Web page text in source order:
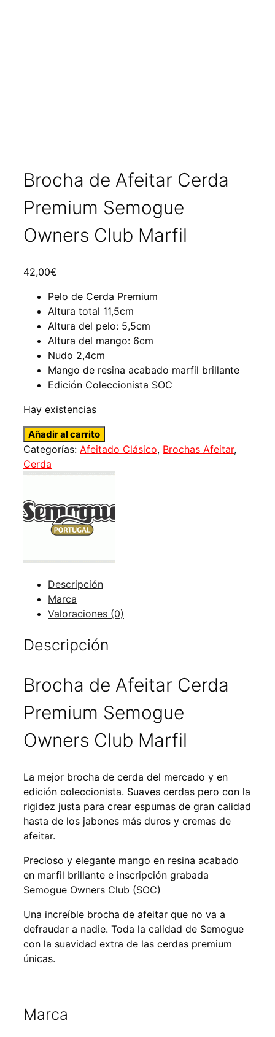
Brocha de Afeitar Cerda
Premium Semogue
Owners Club Marfil
42,00€
Pelo de Cerda Premium
Altura total 11,5cm
Altura del pelo: 5,5cm
Altura del mango: 6cm
Nudo 2,4cm
Mango de resina acabado marfil brillante
Edición Coleccionista SOC
Hay existencias
Brocha
de
Afeitar
Cerda
Semogue
Owners
cantidad
Añadir al carrito
Categorías: Afeitado Clásico, Brochas Afeitar,
Cerda
Descripción
Marca
Valoraciones (0)
Descripción
Brocha de Afeitar Cerda
Premium Semogue
Owners Club Marfil
La mejor brocha de cerda del mercado y en
edición coleccionista. Suaves cerdas pero con la
rigidez justa para crear espumas de gran calidad
hasta de los jabones más duros y cremas de
afeitar.
Precioso y elegante mango en resina acabado
en marfil brillante e inscripción grabada
Semogue Owners Club (SOC)
Una increíble brocha de afeitar que no va a
defraudar a nadie. Toda la calidad de Semogue
con la suavidad extra de las cerdas premium
únicas.
Marca